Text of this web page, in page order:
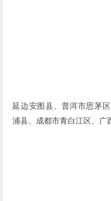
延边安图县、普洱市思茅
浦县、成都市青白江区、广